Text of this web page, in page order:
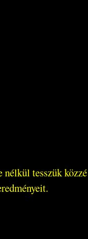
nélkül tesszük közzé